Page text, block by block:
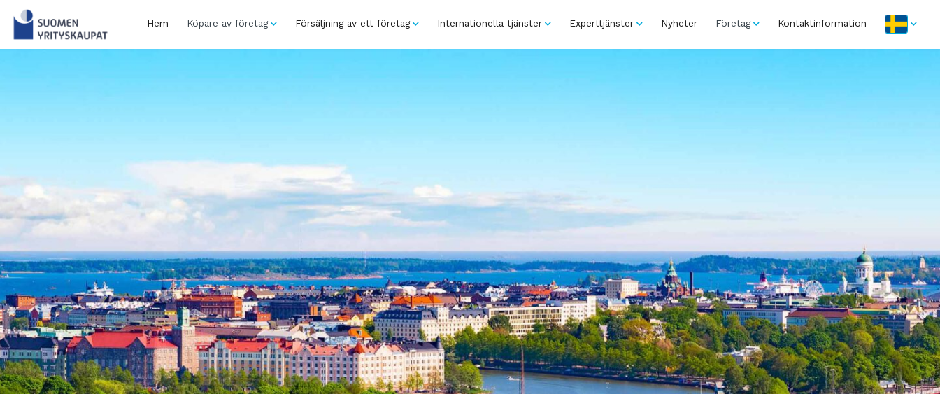
Hem Köpare av företag Försäljning av ett företag Internationella tjänster Experttjänster Nyheter Företag Kontaktinformation